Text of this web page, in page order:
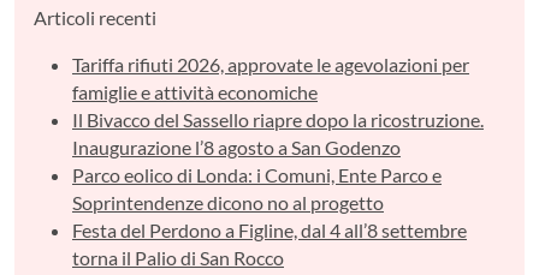
Articoli recenti
Tariffa rifiuti 2026, approvate le agevolazioni per
famiglie e attività economiche
Il Bivacco del Sassello riapre dopo la ricostruzione.
Inaugurazione l’8 agosto a San Godenzo
Parco eolico di Londa: i Comuni, Ente Parco e
Soprintendenze dicono no al progetto
Festa del Perdono a Figline, dal 4 all’8 settembre
torna il Palio di San Rocco